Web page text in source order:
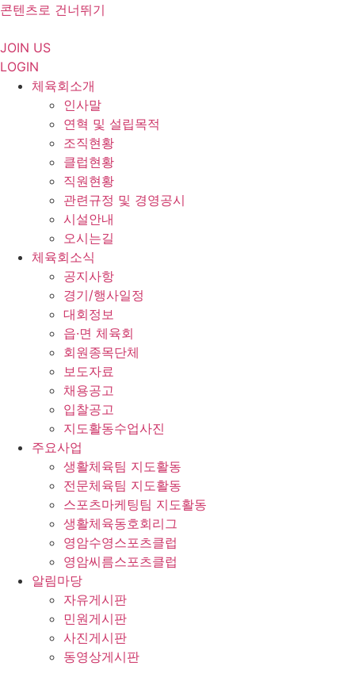
콘텐츠로 건너뛰기
JOIN US
LOGIN
체육회소개
인사말
연혁 및 설립목적
조직현황
클럽현황
직원현황
관련규정 및 경영공시
시설안내
오시는길
체육회소식
공지사항
경기/행사일정
대회정보
읍·면 체육회
회원종목단체
보도자료
채용공고
입찰공고
지도활동수업사진
주요사업
생활체육팀 지도활동
전문체육팀 지도활동
스포츠마케팅팀 지도활동
생활체육동호회리그
영암수영스포츠클럽
영암씨름스포츠클럽
알림마당
자유게시판
민원게시판
사진게시판
동영상게시판